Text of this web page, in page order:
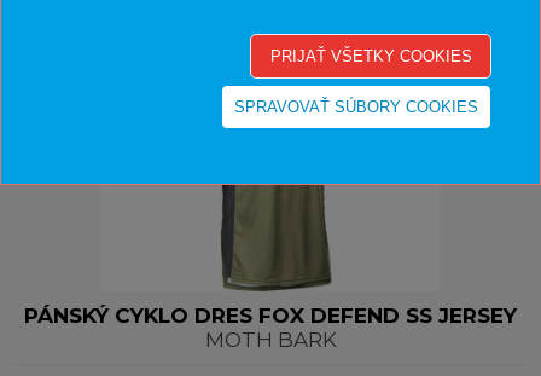
PÁNSKÝ CYKLO DRES FOX DEFEND SS JERSEY
MOTH BARK